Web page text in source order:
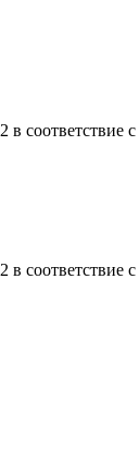
соответствие с
соответствие с